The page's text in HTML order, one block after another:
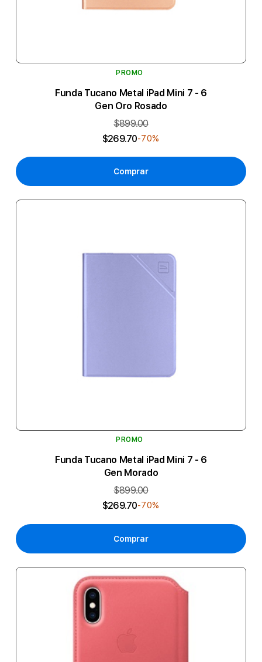
PROMO
Funda Tucano Metal iPad Mini 7 - 6
Gen Oro Rosado
$899.00
$269.70-70%
Comprar
PROMO
Funda Tucano Metal iPad Mini 7 - 6
Gen Morado
$899.00
$269.70-70%
Comprar